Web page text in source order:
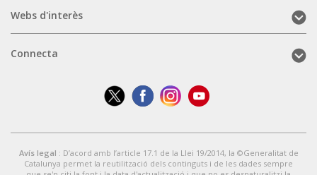
Webs
d'interès
Webs d'interès
Connecta
Connecta
Avís legal : D’acord amb l’article 17.1 de la Llei 19/2014, la ©Generalitat de
Catalunya permet la reutilització dels continguts i de les dades sempre